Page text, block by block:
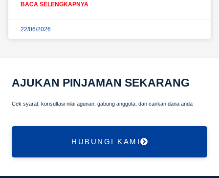
BACA SELENGKAPNYA
22/06/2026
AJUKAN PINJAMAN SEKARANG
Cek syarat, konsultasi nilai agunan, gabung anggota, dan cairkan dana anda
HUBUNGI KAMI